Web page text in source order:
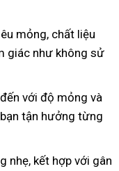
mỏng, chất liệu
giác như không sử
với độ mỏng và
tận hưởng từng
nhẹ, kết hợp với gân